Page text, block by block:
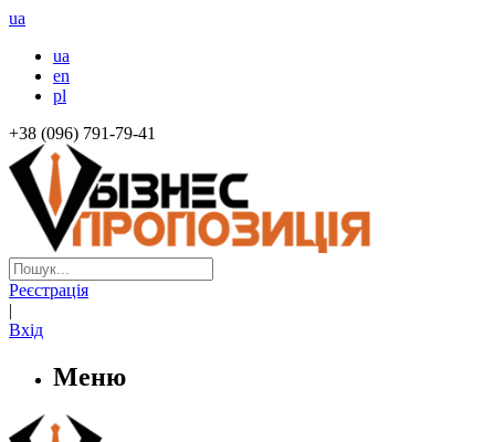
ua
ua
en
pl
+38 (096) 791-79-41
Реєстрація
|
Вхід
Меню